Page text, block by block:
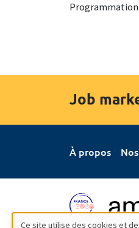
Programmation
Job
À propos
Ce site utilise des cookies et